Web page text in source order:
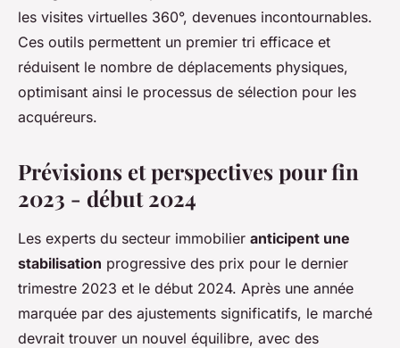
les visites virtuelles 360°, devenues incontournables.
Ces outils permettent un premier tri efficace et
réduisent le nombre de déplacements physiques,
optimisant ainsi le processus de sélection pour les
acquéreurs.
Prévisions et perspectives pour fin
2023 - début 2024
Les experts du secteur immobilier anticipent une
stabilisation progressive des prix pour le dernier
trimestre 2023 et le début 2024. Après une année
marquée par des ajustements significatifs, le marché
devrait trouver un nouvel équilibre, avec des